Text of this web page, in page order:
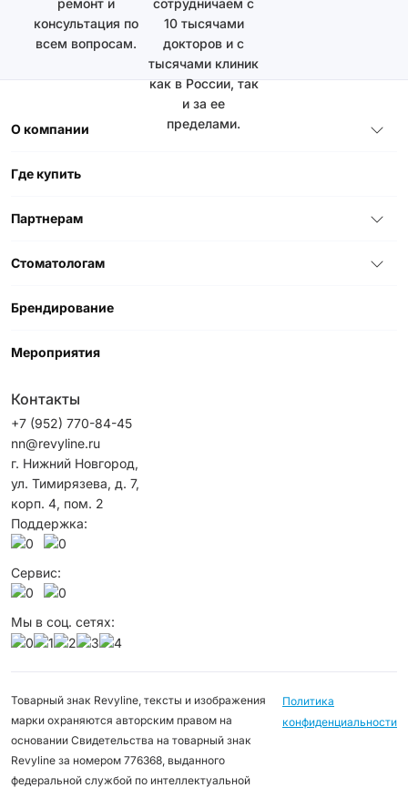
ремонт и
консультация по
всем вопросам.
сотрудничаем с
10 тысячами
докторов и с
тысячами клиник
как в России, так
и за ее
пределами.
О компании
Где купить
Партнерам
Стоматологам
Брендирование
Мероприятия
Контакты
+7 (952) 770-84-45
nn@revyline.ru
г. Нижний Новгород,
ул. Тимирязева, д. 7,
корп. 4, пом. 2
Поддержка:
Сервис:
Мы в соц. сетях:
Товарный знак Revyline, тексты и изображения
марки охраняются авторским правом на
основании Свидетельства на товарный знак
Revyline за номером 776368, выданного
федеральной службой по интеллектуальной
Политика
конфиденциальности